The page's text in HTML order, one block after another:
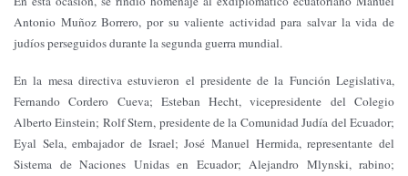
Antonio Muñoz Borrero, por su valiente actividad para salvar la vida de
judíos perseguidos durante la segunda guerra mundial.
En la mesa directiva estuvieron el presidente de la Función Legislativa,
Fernando Cordero Cueva; Esteban Hecht, vicepresidente del Colegio
Alberto Einstein; Rolf Stern, presidente de la Comunidad Judía del Ecuador;
Eyal Sela, embajador de Israel; José Manuel Hermida, representante del
Sistema de Naciones Unidas en Ecuador; Alejandro Mlynski, rabino;